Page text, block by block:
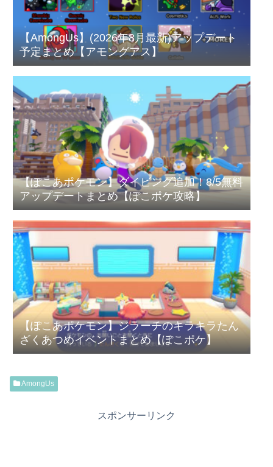
【AmongUs】(2026年8月最新)アップデート
予定まとめ【アモングアス】
【ぽこあポケモン】ダイビング追加！8/5無料
アップデートまとめ【ぽこポケ攻略】
【ぽこあポケモン】ジラーチのキラキラたん
ざくあつめイベントまとめ【ぽこポケ】
AmongUs
スポンサーリンク